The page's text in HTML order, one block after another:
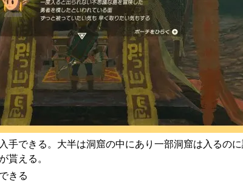
手できる。大半は洞窟の中にあり一部洞窟は入るの
貰える。
きる